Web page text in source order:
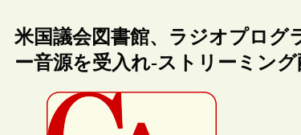
米国議会図書館、ラジオプログ
ー音源を受入れ‐ストリーミン